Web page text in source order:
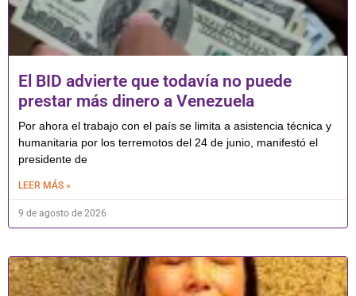
El BID advierte que todavía no puede
prestar más dinero a Venezuela
Por ahora el trabajo con el país se limita a asistencia técnica y
humanitaria por los terremotos del 24 de junio, manifestó el
presidente de
LEER MÁS »
9 de agosto de 2026